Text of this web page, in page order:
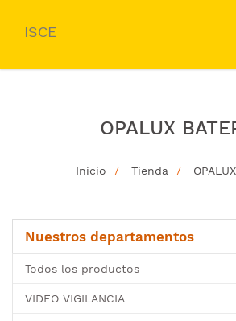
ISCE
OPALUX
Inicio Tienda
Nuestros departamentos
Todos los productos
VIDEO VIGILANCIA